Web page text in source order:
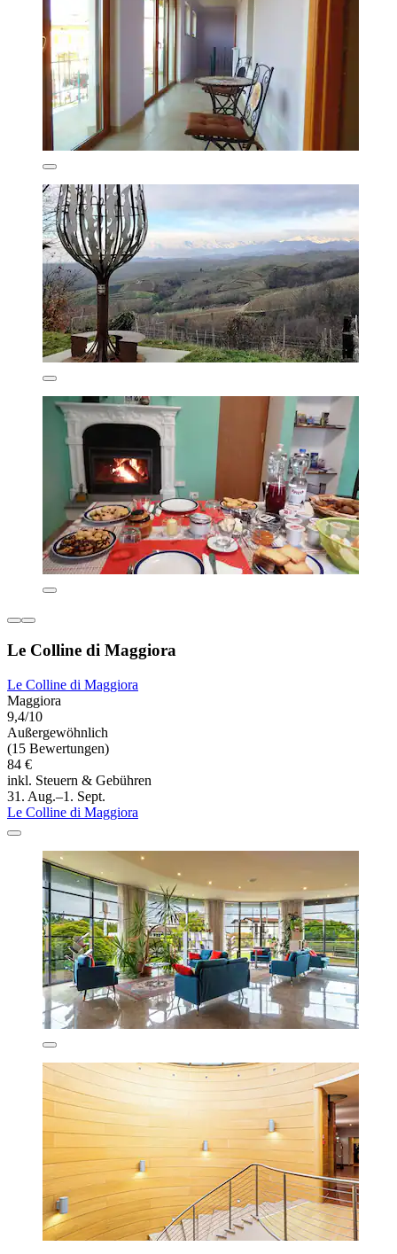
Le Colline di Maggiora
Le Colline di Maggiora
Maggiora
9,4/10
Außergewöhnlich
(15 Bewertungen)
84 €
inkl. Steuern & Gebühren
31. Aug.–1. Sept.
Le Colline di Maggiora